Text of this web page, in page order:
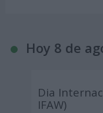
Hoy 8 de
Dia
IFAW)